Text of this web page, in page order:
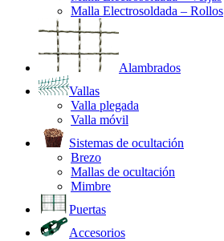
Malla Electrosoldada – Rollos
Alambrados
Vallas
Valla plegada
Valla móvil
Sistemas de ocultación
Brezo
Mallas de ocultación
Mimbre
Puertas
Accesorios